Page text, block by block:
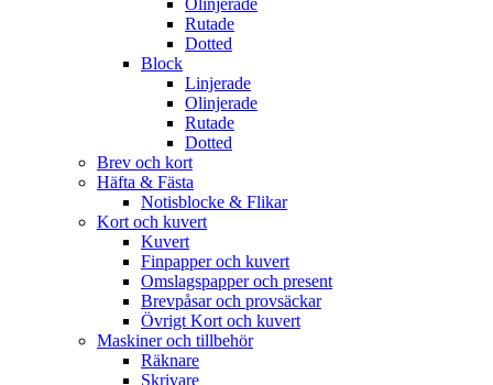
Olinjerade
Rutade
Dotted
Block
Linjerade
Olinjerade
Rutade
Dotted
Brev och kort
Häfta & Fästa
Notisblocke & Flikar
Kort och kuvert
Kuvert
Finpapper och kuvert
Omslagspapper och present
Brevpåsar och provsäckar
Övrigt Kort och kuvert
Maskiner och tillbehör
Räknare
Skrivare